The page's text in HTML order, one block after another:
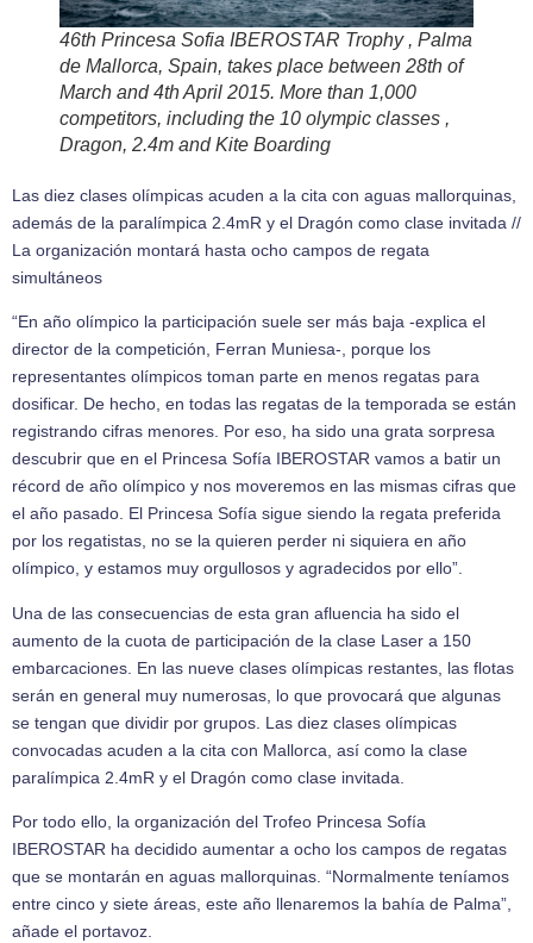
46th Princesa Sofia IBEROSTAR Trophy , Palma
de Mallorca, Spain, takes place between 28th of
March and 4th April 2015. More than 1,000
competitors, including the 10 olympic classes ,
Dragon, 2.4m and Kite Boarding
Las diez clases olímpicas acuden a la cita con aguas mallorquinas,
además de la paralímpica 2.4mR y el Dragón como clase invitada //
La organización montará hasta ocho campos de regata
simultáneos
“En año olímpico la participación suele ser más baja -explica el
director de la competición, Ferran Muniesa-, porque los
representantes olímpicos toman parte en menos regatas para
dosificar. De hecho, en todas las regatas de la temporada se están
registrando cifras menores. Por eso, ha sido una grata sorpresa
descubrir que en el Princesa Sofía IBEROSTAR vamos a batir un
récord de año olímpico y nos moveremos en las mismas cifras que
el año pasado. El Princesa Sofía sigue siendo la regata preferida
por los regatistas, no se la quieren perder ni siquiera en año
olímpico, y estamos muy orgullosos y agradecidos por ello”.
Una de las consecuencias de esta gran afluencia ha sido el
aumento de la cuota de participación de la clase Laser a 150
embarcaciones. En las nueve clases olímpicas restantes, las flotas
serán en general muy numerosas, lo que provocará que algunas
se tengan que dividir por grupos. Las diez clases olímpicas
convocadas acuden a la cita con Mallorca, así como la clase
paralímpica 2.4mR y el Dragón como clase invitada.
Por todo ello, la organización del Trofeo Princesa Sofía
IBEROSTAR ha decidido aumentar a ocho los campos de regatas
que se montarán en aguas mallorquinas. “Normalmente teníamos
entre cinco y siete áreas, este año llenaremos la bahía de Palma”,
añade el portavoz.